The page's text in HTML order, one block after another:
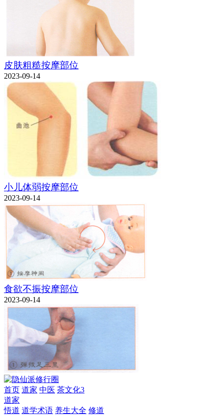
皮肤粗糙按摩部位
2023-09-14
小儿体弱按摩部位
2023-09-14
食欲不振按摩部位
2023-09-14
首页 道家 中医 茶文化3
道家
悟道 道学术语 养生大全 修道